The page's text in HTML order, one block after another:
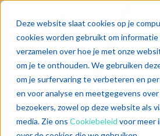
Deze website slaat cookies op je
cookies worden gebruikt om
verzamelen over hoe je met onze
om je te onthouden. We gebruiken
om je surfervaring te verbeteren en
en voor analyse en meetgegevens
bezoekers, zowel op deze website als
media. Zie ons Cookiebeleid voor meer